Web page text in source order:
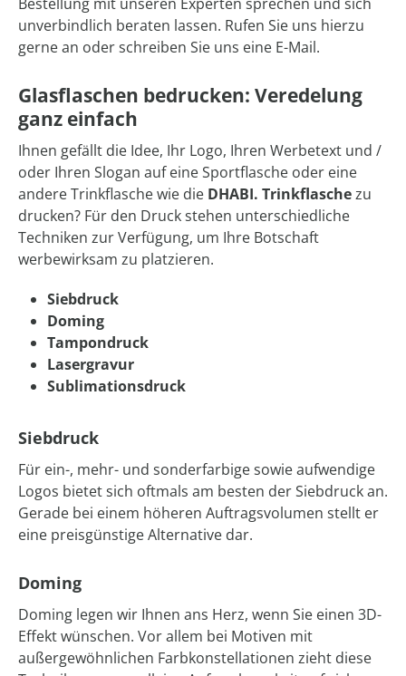
unverbindlich beraten lassen. Rufen Sie uns hierzu
gerne an oder schreiben Sie uns eine E-Mail.
Glasflaschen bedrucken: Veredelung
ganz einfach
Ihnen gefällt die Idee, Ihr Logo, Ihren Werbetext und /
oder Ihren Slogan auf eine Sportflasche oder eine
andere Trinkflasche wie die DHABI. Trinkflaschezu
drucken? Für den Druck stehen unterschiedliche
Techniken zur Verfügung, um Ihre Botschaft
werbewirksam zu platzieren.
Siebdruck
Doming
Tampondruck
Lasergravur
Sublimationsdruck
Siebdruck
Für ein-, mehr- und sonderfarbige sowie aufwendige
Logos bietet sich oftmals am besten der Siebdruck an.
Gerade bei einem höheren Auftragsvolumen stellt er
eine preisgünstige Alternative dar.
Doming
Doming legen wir Ihnen ans Herz, wenn Sie einen 3D-
Effekt wünschen. Vor allem bei Motiven mit
außergewöhnlichen Farbkonstellationen zieht diese